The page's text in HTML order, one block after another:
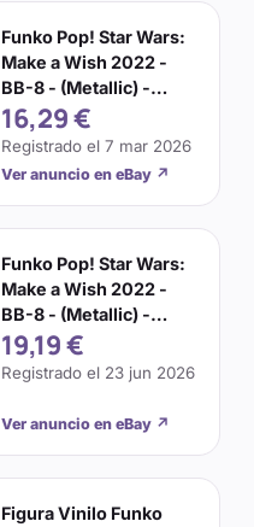
Funko Pop! Star Wars:
Make a Wish 2022 -
BB-8 - (Metallic) -
Figura de Vinilo Co
16,29 €
Registrado el 7 mar 2026
Ver anuncio en eBay ↗
Funko Pop! Star Wars:
Make a Wish 2022 -
BB-8 - (Metallic) -
Figura de Vinilo Co
19,19 €
Registrado el 23 jun 2026
Ver anuncio en eBay ↗
Figura Vinilo Funko